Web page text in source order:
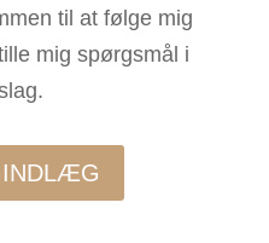
til at følge mig
mig spørgsmål i